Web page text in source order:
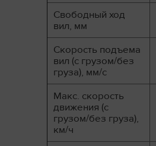
Свободный ход
вил, мм
Скорость подъема
вил (с грузом/без
груза), мм/с
Макс. скорость
движения (с
грузом/без груза),
км/ч